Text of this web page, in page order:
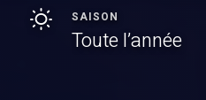
SAISON
Toute l’année